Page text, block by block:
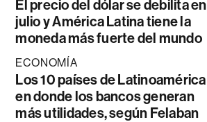
El precio del dólar se debilita en
julio y América Latina tiene la
moneda más fuerte del mundo
ECONOMÍA
Los 10 países de Latinoamérica
en donde los bancos generan
más utilidades, según Felaban